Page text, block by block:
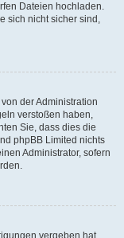
Dateien hochladen.
sich nicht sicher sind,
der Administration
verstoßen haben,
Sie, dass dies die
phpBB Limited nichts
Administrator, sofern
vergeben hat,